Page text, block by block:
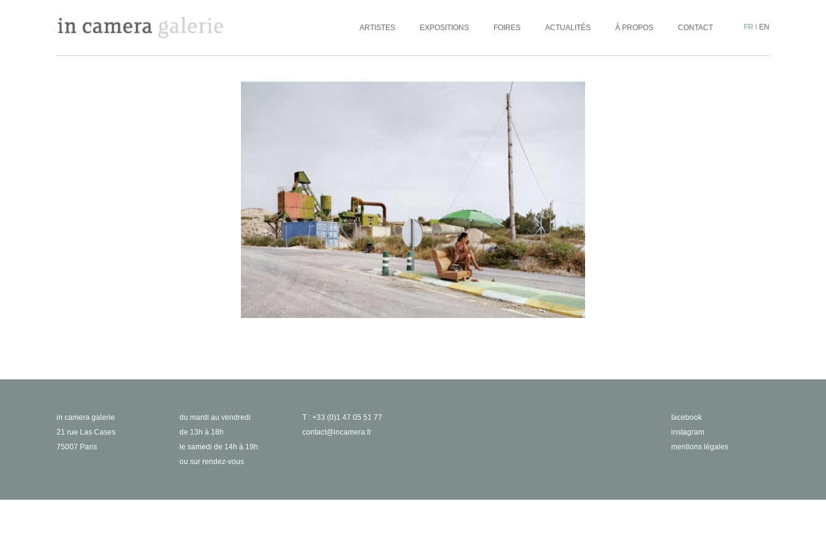
ARTISTES EXPOSITIONS FOIRES ACTUALITÉS À PROPOS CONTACT FR | EN
in camera galerie
21 rue Las Cases
75007 Paris
du mardi au vendredi
de 13h à 18h
le samedi de 14h à 19h
ou sur rendez-vous
T : +33 (0)1 47 05 51 77
contact@incamera.fr
facebook
instagram
mentions légales